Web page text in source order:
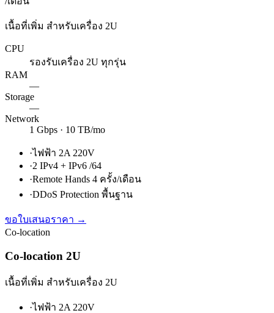
เนื้อที่เพิ่ม สำหรับเครื่อง 2U
CPU
รองรับเครื่อง 2U ทุกรุ่น
RAM
—
Storage
—
Network
1 Gbps · 10 TB/mo
·ไฟฟ้า 2A 220V
·2 IPv4 + IPv6 /64
·Remote Hands 4 ครั้ง/เดือน
·DDoS Protection พื้นฐาน
ขอใบเสนอราคา →
Co-location
Co-location 2U
เนื้อที่เพิ่ม สำหรับเครื่อง 2U
·ไฟฟ้า 2A 220V